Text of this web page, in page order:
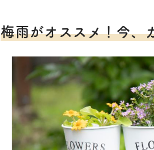
梅雨がオススメ！今、